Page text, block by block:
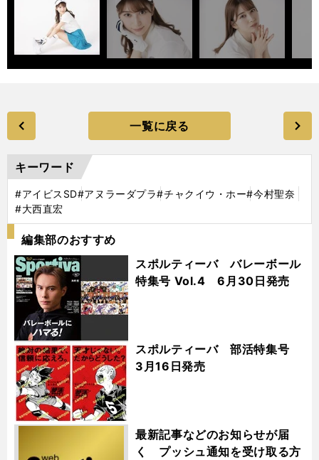
一覧に戻る
キーワード
#アイビスSD#アヌラーダプラ#チャクイウ・ホー#今村聖奈
#大西直宏
編集部のおすすめ
スポルティーバ バレーボール
特集号 Vol.4 6月30日発売
スポルティーバ 部活特集号
3月16日発売
最新記事などのお知らせが届
く プッシュ通知を受け取る方